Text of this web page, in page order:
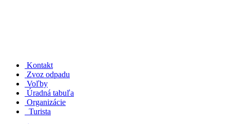
Kontakt
Zvoz odpadu
Voľby
Úradná tabuľa
Organizácie
Turista